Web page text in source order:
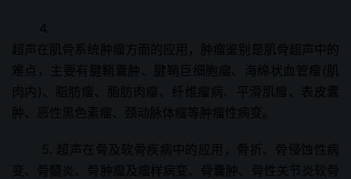
4.
超声在肌骨系统肿瘤方面的应用，肿瘤鉴别是肌骨超声中的
难点，主要有腱鞘囊肿、腱鞘巨细胞瘤、海绵状血管瘤(肌
肉内)、脂肪瘤、脂肪肉瘤、纤维瘤病、平滑肌瘤、表皮囊
肿、恶性黑色素瘤、颈动脉体瘤等肿瘤性病变。
5. 超声在骨及软骨疾病中的应用，骨折、骨侵蚀性病
变、骨髓炎、骨肿瘤及瘤样病变、骨囊肿、骨性关节炎软骨